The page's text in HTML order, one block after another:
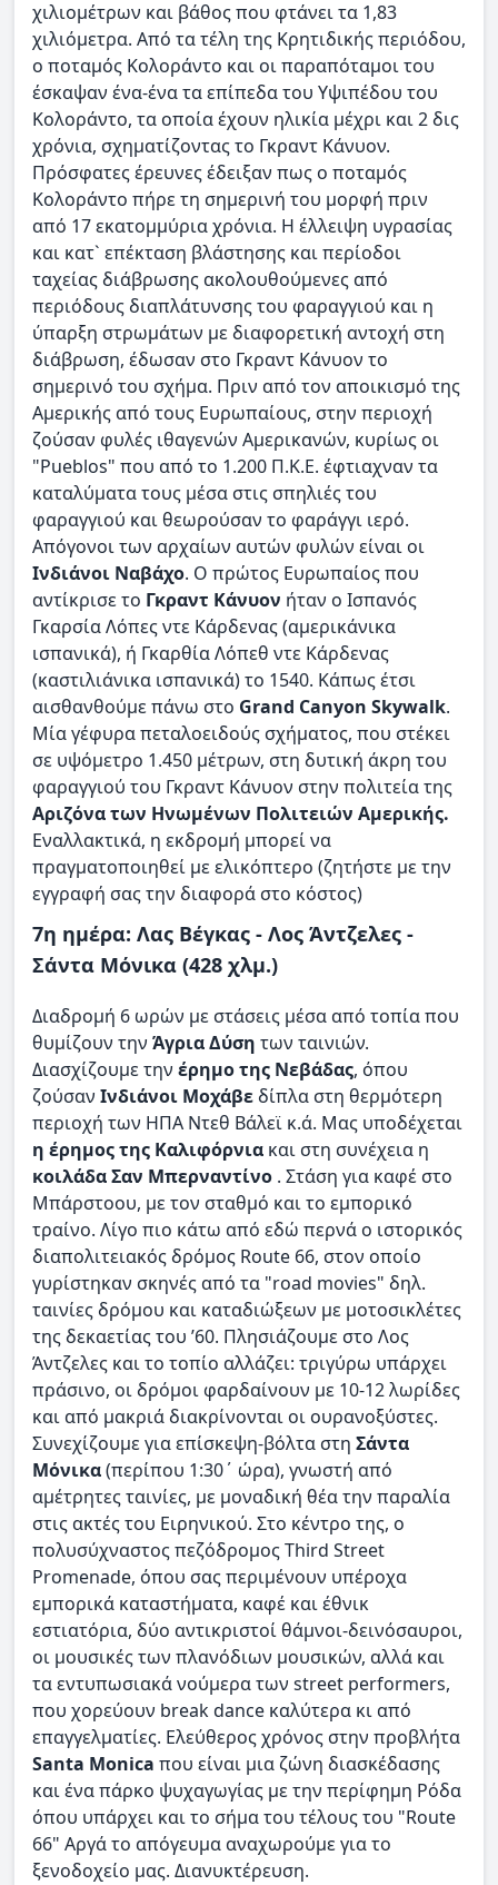
χιλιομέτρων και βάθος που φτάνει τα 1,83
χιλιόμετρα. Από τα τέλη της Κρητιδικής περιόδου,
ο ποταμός Κολοράντο και οι παραπόταμοι του
έσκαψαν ένα-ένα τα επίπεδα του Υψιπέδου του
Κολοράντο, τα οποία έχουν ηλικία μέχρι και 2 δις
χρόνια, σχηματίζοντας το Γκραντ Κάνυον.
Πρόσφατες έρευνες έδειξαν πως ο ποταμός
Κολοράντο πήρε τη σημερινή του μορφή πριν
από 17 εκατομμύρια χρόνια. Η έλλειψη υγρασίας
και κατ` επέκταση βλάστησης και περίοδοι
ταχείας διάβρωσης ακολουθούμενες από
περιόδους διαπλάτυνσης του φαραγγιού και η
ύπαρξη στρωμάτων με διαφορετική αντοχή στη
διάβρωση, έδωσαν στο Γκραντ Κάνυον το
σημερινό του σχήμα. Πριν από τον αποικισμό της
Αμερικής από τους Ευρωπαίους, στην περιοχή
ζούσαν φυλές ιθαγενών Αμερικανών, κυρίως οι
"Pueblos" που από το 1.200 Π.Κ.Ε. έφτιαχναν τα
καταλύματα τους μέσα στις σπηλιές του
φαραγγιού και θεωρούσαν το φαράγγι ιερό.
Απόγονοι των αρχαίων αυτών φυλών είναι οι
Ινδιάνοι Ναβάχο. Ο πρώτος Ευρωπαίος που
αντίκρισε το Γκραντ Κάνυον ήταν ο Ισπανός
Γκαρσία Λόπες ντε Κάρδενας (αμερικάνικα
ισπανικά), ή Γκαρθία Λόπεθ ντε Κάρδενας
(καστιλιάνικα ισπανικά) το 1540. Κάπως έτσι
αισθανθούμε πάνω στο Grand Canyon Skywalk.
Μία γέφυρα πεταλοειδούς σχήματος, που στέκει
σε υψόμετρο 1.450 μέτρων, στη δυτική άκρη του
φαραγγιού του Γκραντ Κάνυον στην πολιτεία της
Αριζόνα των Ηνωμένων Πολιτειών Αμερικής.
Εναλλακτικά, η εκδρομή μπορεί να
πραγματοποιηθεί με ελικόπτερο (ζητήστε με την
εγγραφή σας την διαφορά στο κόστος)
7η ημέρα: Λας Βέγκας - Λος Άντζελες -
Σάντα Μόνικα (428 χλμ.)
Διαδρομή 6 ωρών με στάσεις μέσα από τοπία που
θυμίζουν την Άγρια Δύση των ταινιών.
Διασχίζουμε την έρημο της Νεβάδας, όπου
ζούσαν Ινδιάνοι Μοχάβεδίπλα στη θερμότερη
περιοχή των ΗΠΑ Ντεθ Βάλεϊ κ.ά. Μας υποδέχεται
η έρημος της Καλιφόρνια και στη συνέχεια η
κοιλάδα Σαν Μπερναντίνο . Στάση για καφέ στο
Μπάρστοου, με τον σταθμό και το εμπορικό
τραίνο. Λίγο πιο κάτω από εδώ περνά ο ιστορικός
διαπολιτειακός δρόμος Route 66, στον οποίο
γυρίστηκαν σκηνές από τα "road movies" δηλ.
ταινίες δρόμου και καταδιώξεων με μοτοσικλέτες
της δεκαετίας του ’60. Πλησιάζουμε στο Λος
Άντζελες και το τοπίο αλλάζει: τριγύρω υπάρχει
πράσινο, οι δρόμοι φαρδαίνουν με 10-12 λωρίδες
και από μακριά διακρίνονται οι ουρανοξύστες.
Συνεχίζουμε για επίσκεψη-βόλτα στη Σάντα
Μόνικα(περίπου 1:30΄ ώρα), γνωστή από
αμέτρητες ταινίες, με μοναδική θέα την παραλία
στις ακτές του Ειρηνικού. Στο κέντρο της, ο
πολυσύχναστος πεζόδρομος Third Street
Promenade, όπου σας περιμένουν υπέροχα
εμπορικά καταστήματα, καφέ και έθνικ
εστιατόρια, δύο αντικριστοί θάμνοι-δεινόσαυροι,
οι μουσικές των πλανόδιων μουσικών, αλλά και
τα εντυπωσιακά νούμερα των street performers,
που χορεύουν break dance καλύτερα κι από
επαγγελματίες. Ελεύθερος χρόνος στην προβλήτα
Santa Monica που είναι μια ζώνη διασκέδασης
και ένα πάρκο ψυχαγωγίας με την περίφημη Ρόδα
όπου υπάρχει και το σήμα του τέλους του "Route
66" Αργά το απόγευμα αναχωρούμε για το
ξενοδοχείο μας. Διανυκτέρευση.